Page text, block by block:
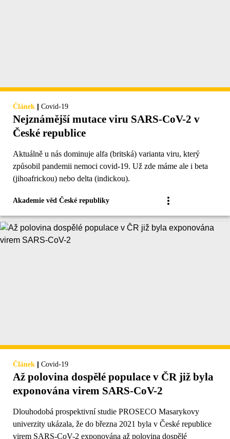
Článek | Covid-19
Nejznámější mutace viru SARS-CoV-2 v
České republice
Aktuálně u nás dominuje alfa (britská) varianta viru, který
způsobil pandemii nemoci covid-19. Už zde máme ale i beta
(jihoafrickou) nebo delta (indickou).
Akademie věd České republiky
Článek | Covid-19
Až polovina dospělé populace v ČR již byla
exponována virem SARS-CoV-2
Dlouhodobá prospektivní studie PROSECO Masarykovy
univerzity ukázala, že do března 2021 byla v České republice
virem SARS-CoV-2 exponována až polovina dospělé